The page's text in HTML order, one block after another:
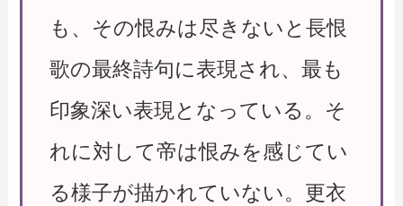
も、その恨みは尽きないと長恨
歌の最終詩句に表現され、最も
印象深い表現となっている。そ
れに対して帝は恨みを感じてい
る様子が描かれていない。更衣